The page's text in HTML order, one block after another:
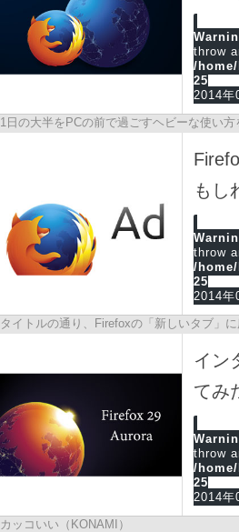
throw
/
25
2014年
1日の大半をPCの前で過ごすヘビーな使い
もし
throw
/
25
2014年
タイトルの通り、Firefoxの「新しいタブ」
イン
てみ
throw
/
25
2014年
カッコいい（KONAMI）